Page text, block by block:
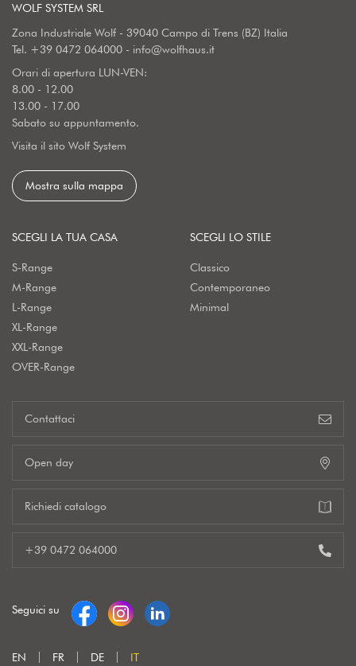
WOLF SYSTEM SRL
Zona Industriale Wolf - 39040 Campo di Trens (BZ) Italia
Tel. +39 0472 064000 - info@wolfhaus.it
Orari di apertura LUN-VEN:
8.00 - 12.00
13.00 - 17.00
Sabato su appuntamento.
Visita il sito Wolf System
Mostra sulla mappa
SCEGLI LA TUA CASA
S-Range
M-Range
L-Range
XL-Range
XXL-Range
OVER-Range
SCEGLI LO STILE
Classico
Contemporaneo
Minimal
Contattaci
Open day
Richiedi catalogo
+39 0472 064000
Seguici su
EN FR DE IT